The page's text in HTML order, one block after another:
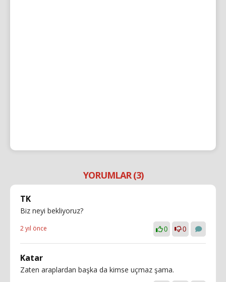
YORUMLAR (3)
TK
Biz neyi bekliyoruz?
2 yıl önce 0 0
Katar
Zaten araplardan başka da kimse uçmaz şama.